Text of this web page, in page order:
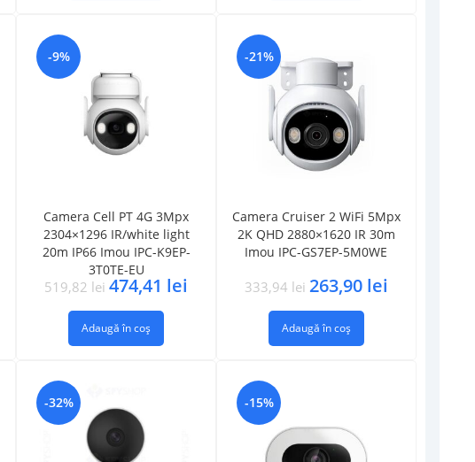
-9%
Camera Cell PT 4G 3Mpx
2304×1296 IR/white light
20m IP66 Imou IPC-K9EP-
3T0TE-EU
519,82 lei 474,41 lei
Adaugă în coș
-21%
Camera Cruiser 2 WiFi 5Mpx
2K QHD 2880×1620 IR 30m
Imou IPC-GS7EP-5M0WE
333,94 lei 263,90 lei
Adaugă în coș
-32% -15%